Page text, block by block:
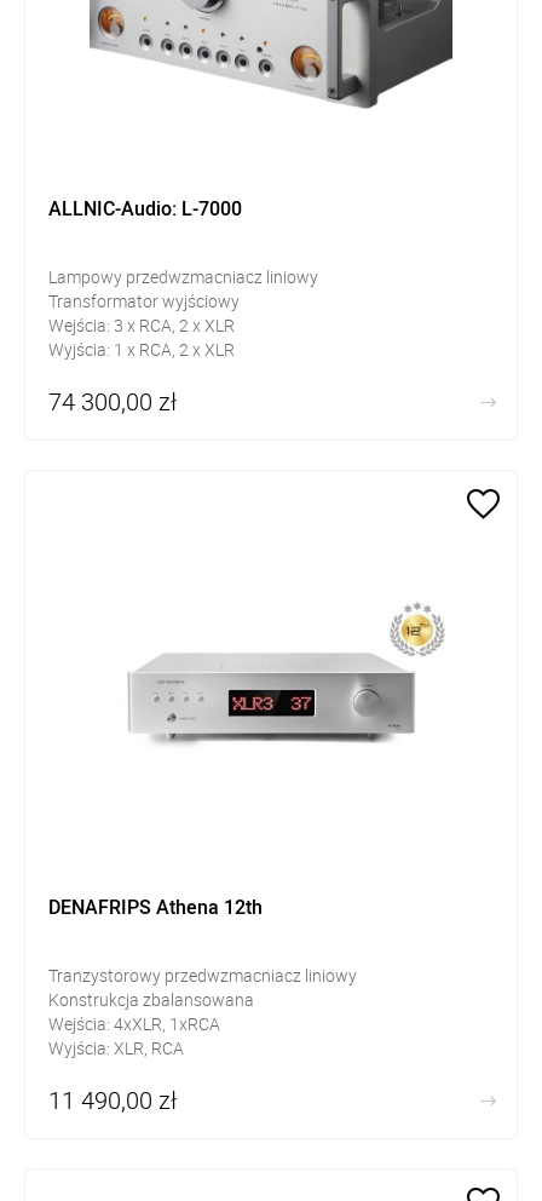
ALLNIC-Audio: L-7000
Lampowy przedwzmacniacz liniowy
Transformator wyjściowy
Wejścia: 3 x RCA, 2 x XLR
Wyjścia: 1 x RCA, 2 x XLR
74 300,00 zł
DENAFRIPS Athena 12th
Tranzystorowy przedwzmacniacz liniowy
Konstrukcja zbalansowana
Wejścia: 4xXLR, 1xRCA
Wyjścia: XLR, RCA
11 490,00 zł